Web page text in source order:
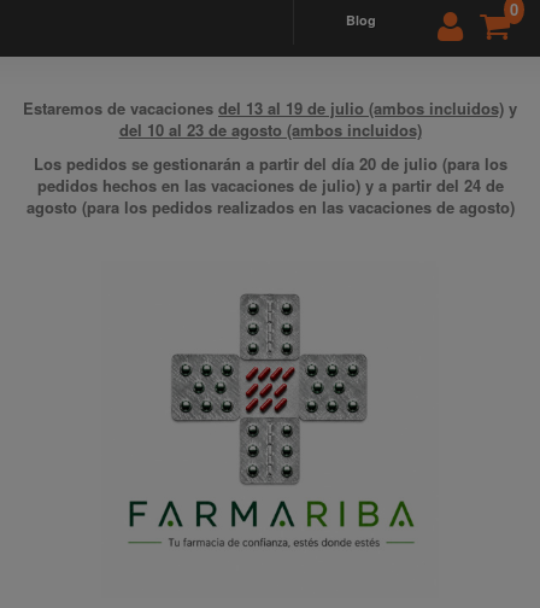
0
blog
Estaremos de vacaciones del 13 al 19 de julio (ambos incluidos) y
del 10 al 23 de agosto (ambos incluidos)
Los pedidos se gestionarán a partir del día 20 de julio (para los
pedidos hechos en las vacaciones de julio) y a partir del 24 de
agosto (para los pedidos realizados en las vacaciones de agosto)